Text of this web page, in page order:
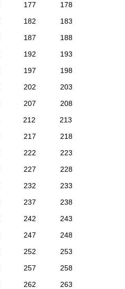
177
178
182
183
187
188
192
193
197
198
202
203
207
208
212
213
217
218
222
223
227
228
232
233
237
238
242
243
247
248
252
253
257
258
262
263